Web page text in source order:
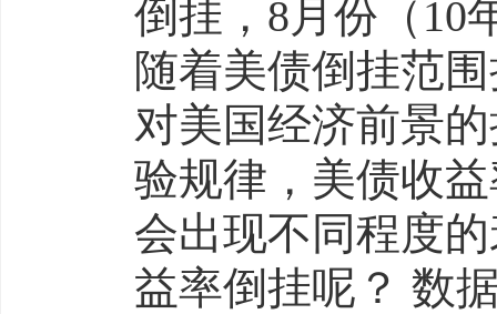
倒挂，8月份（10
随着美债倒挂范
对美国经济前景
验规律，美债收
会出现不同程度
益率倒挂呢？ 数